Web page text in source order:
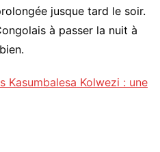
jusque tard le soir.
à passer la nuit à
Kasumbalesa Kolwezi : une